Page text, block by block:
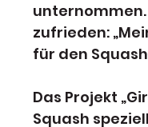
zufrieden:
für den
Das Projekt
Squash